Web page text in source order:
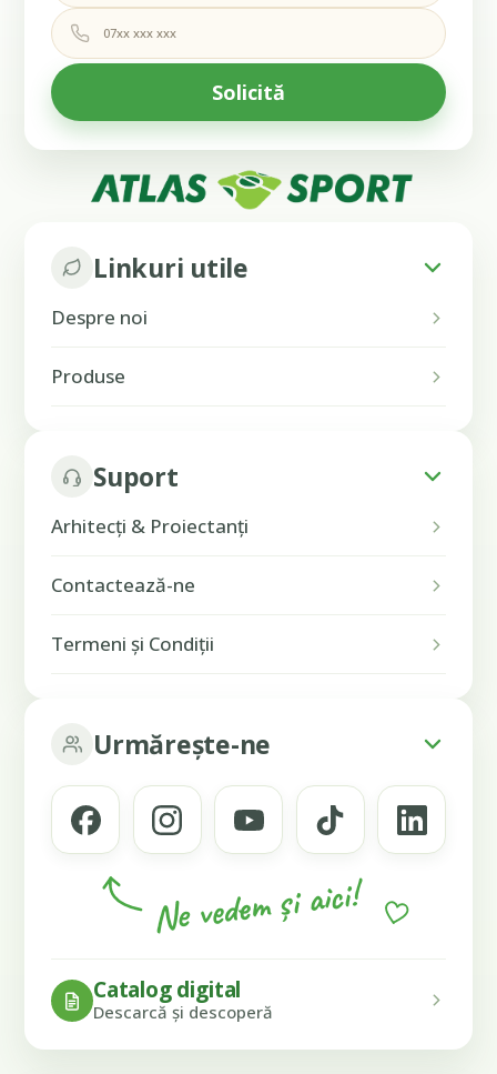
Linkuri utile
Despre noi
Produse
Suport
Arhitecți & Proiectanți
Contactează-ne
Termeni și Condiții
Urmărește-ne
Ne vedem și aici!
Catalog digital
Descarcă și descoperă